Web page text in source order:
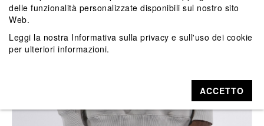
delle funzionalità personalizzate disponibili sul nostro sito
Web.
Leggi la nostra Informativa sulla privacy e sull'uso dei cookie
per ulteriori informazioni.
ACCETTO